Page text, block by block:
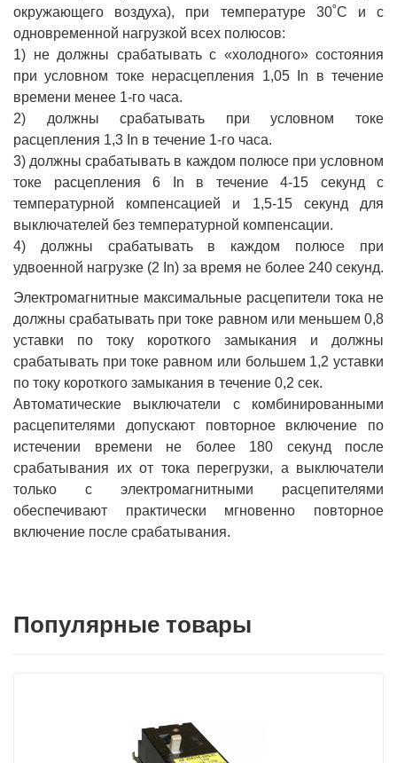
окружающего воздуха), при температуре 30˚С и с
одновременной нагрузкой всех полюсов:
1) не должны срабатывать с «холодного» состояния
при условном токе нерасцепления 1,05 In в течение
времени менее 1-го часа.
2) должны срабатывать при условном токе
расцепления 1,3 In в течение 1-го часа.
3) должны срабатывать в каждом полюсе при условном
токе расцепления 6 In в течение 4-15 секунд с
температурной компенсацией и 1,5-15 секунд для
выключателей без температурной компенсации.
4) должны срабатывать в каждом полюсе при
удвоенной нагрузке (2 In) за время не более 240 секунд.
Электромагнитные максимальные расцепители тока не
должны срабатывать при токе равном или меньшем 0,8
уставки по току короткого замыкания и должны
срабатывать при токе равном или большем 1,2 уставки
по току короткого замыкания в течение 0,2 сек.
Автоматические выключатели с комбинированными
расцепителями допускают повторное включение по
истечении времени не более 180 секунд после
срабатывания их от тока перегрузки, а выключатели
только с электромагнитными расцепителями
обеспечивают практически мгновенно повторное
включение после срабатывания.
Популярные товары